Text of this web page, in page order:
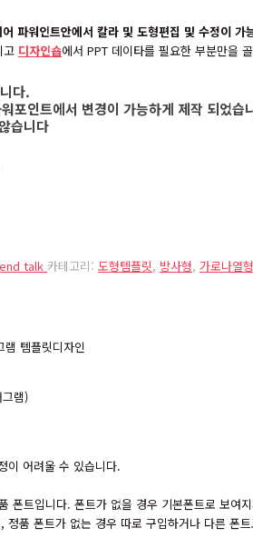
파워인트안에서 칼라 및 도형편집 및 수정이 가
고 디자인숍에서 PPT 데이타를 필요한 부분만을
다.
포인트에서 변경이 가능하게 제작 되었습
습니다
카테고리: 도형템플릿, 방사형, 가로나열형
램)
이 어려울 수 있습니다.
폰트입니다. 폰트가 없을 경우 기본폰트로 보여
품 폰트가 없는 경우 따로 구입하거나 다른 폰